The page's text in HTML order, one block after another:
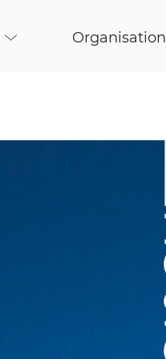
Organisation